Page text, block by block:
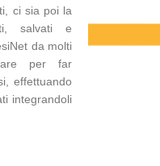
ci sia poi la
salvati e
da molti
per far
effettuando
integrandoli